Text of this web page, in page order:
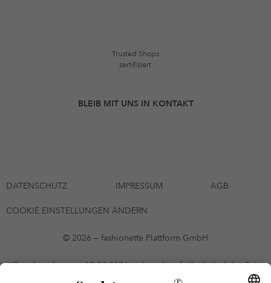
Trusted Shops
zertifiziert
BLEIB MIT UNS IN KONTAKT
DATENSCHUTZ IMPRESSUM AGB
COOKIE EINSTELLUNGEN ÄNDERN
© 2026 — fashionette Plattform GmbH
*Gutschein bis zum 12.08.2026 mehrmals auf alle Artikel der Seite
fashionette.at/selected-styles anwendbar. Es gelten die in den AGB